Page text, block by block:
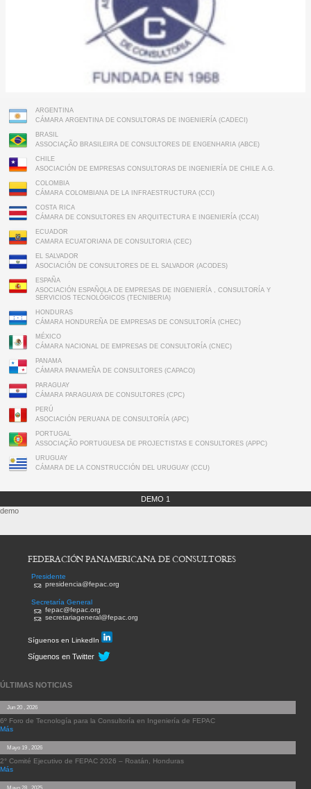
ARGENTINA
CÁMARA ARGENTINA DE CONSULTORAS DE INGENIERÍA (CADECI)
BRASIL
ASSOCIAÇÃO BRASILEIRA DE CONSULTORES DE ENGENHARIA (ABCE)
CHILE
ASOCIACIÓN DE EMPRESAS CONSULTORAS DE INGENIERÍA DE CHILE A.G.
COLOMBIA
CÁMARA COLOMBIANA DE LA INFRAESTRUCTURA (CCI)
COSTA RICA
CÁMARA DE CONSULTORES EN ARQUITECTURA E INGENIERÍA (CCAI)
ECUADOR
CAMARA ECUATORIANA DE CONSULTORIA (CEC)
EL SALVADOR
ASOCIACIÓN DE CONSULTORES DE EL SALVADOR (ACODES)
ESPAÑA
ASOCIACIÓN ESPAÑOLA DE EMPRESAS DE INGENIERÍA , CONSULTORÍA Y
SERVICIOS TECNOLÓGICOS (TECNIBERIA)
HONDURAS
CÁMARA HONDUREÑA DE EMPRESAS DE CONSULTORÍA (CHEC)
MÉXICO
CÁMARA NACIONAL DE EMPRESAS DE CONSULTORÍA (CNEC)
PANAMA
CÁMARA PANAMEÑA DE CONSULTORES (CAPACO)
PARAGUAY
CÁMARA PARAGUAYA DE CONSULTORES (CPC)
PERÚ
ASOCIACIÓN PERUANA DE CONSULTORÍA (APC)
PORTUGAL
ASSOCIAÇÃO PORTUGUESA DE PROJECTISTAS E CONSULTORES (APPC)
URUGUAY
CÁMARA DE LA CONSTRUCCIÓN DEL URUGUAY (CCU)
DEMO 1
demo
FEDERACIÓN PANAMERICANA DE CONSULTORES
Presidente
presidencia@fepac.org
Secretaría General
fepac@fepac.org
secretariageneral@fepac.org
Síguenos en LinkedIn
Síguenos en Twitter
ÚLTIMAS NOTICIAS
Jun 20 , 2026
6º Foro de Tecnología para la Consultoría en Ingeniería de FEPAC
Más
Mayo 19 , 2026
2° Comité Ejecutivo de FEPAC 2026 – Roatán, Honduras
Más